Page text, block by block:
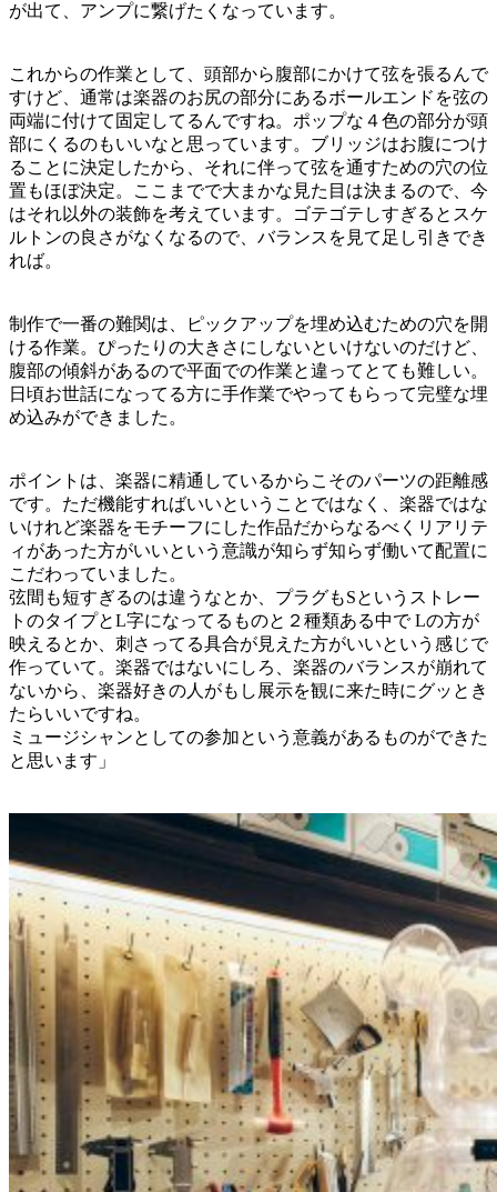
が出て、アンプに繋げたくなっています。
これからの作業として、頭部から腹部にかけて弦を張るんで
すけど、通常は楽器のお尻の部分にあるボールエンドを弦の
両端に付けて固定してるんですね。ポップな４色の部分が頭
部にくるのもいいなと思っています。ブリッジはお腹につけ
ることに決定したから、それに伴って弦を通すための穴の位
置もほぼ決定。ここまでで大まかな見た目は決まるので、今
はそれ以外の装飾を考えています。ゴテゴテしすぎるとスケ
ルトンの良さがなくなるので、バランスを見て足し引きでき
れば。
制作で一番の難関は、ピックアップを埋め込むための穴を開
ける作業。ぴったりの大きさにしないといけないのだけど、
腹部の傾斜があるので平面での作業と違ってとても難しい。
日頃お世話になってる方に手作業でやってもらって完璧な埋
め込みができました。
ポイントは、楽器に精通しているからこそのパーツの距離感
です。ただ機能すればいいということではなく、楽器ではな
いけれど楽器をモチーフにした作品だからなるべくリアリテ
ィがあった方がいいという意識が知らず知らず働いて配置に
こだわっていました。
弦間も短すぎるのは違うなとか、プラグもSというストレー
トのタイプとL字になってるものと２種類ある中で Lの方が
映えるとか、刺さってる具合が見えた方がいいという感じで
作っていて。楽器ではないにしろ、楽器のバランスが崩れて
ないから、楽器好きの人がもし展示を観に来た時にグッとき
たらいいですね。
ミュージシャンとしての参加という意義があるものができた
と思います」